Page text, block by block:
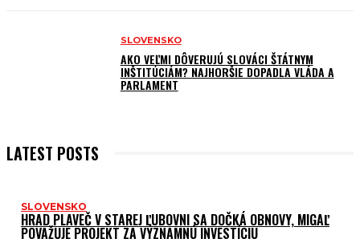
SLOVENSKO
AKO VEĽMI DÔVERUJÚ SLOVÁCI ŠTÁTNYM
INŠTITÚCIÁM? NAJHORŠIE DOPADLA VLÁDA A
PARLAMENT
LATEST POSTS
SLOVENSKO
HRAD PLAVEČ V STAREJ ĽUBOVNI SA DOČKÁ OBNOVY, MIGAĽ
POVAŽUJE PROJEKT ZA VÝZNAMNÚ INVESTÍCIU